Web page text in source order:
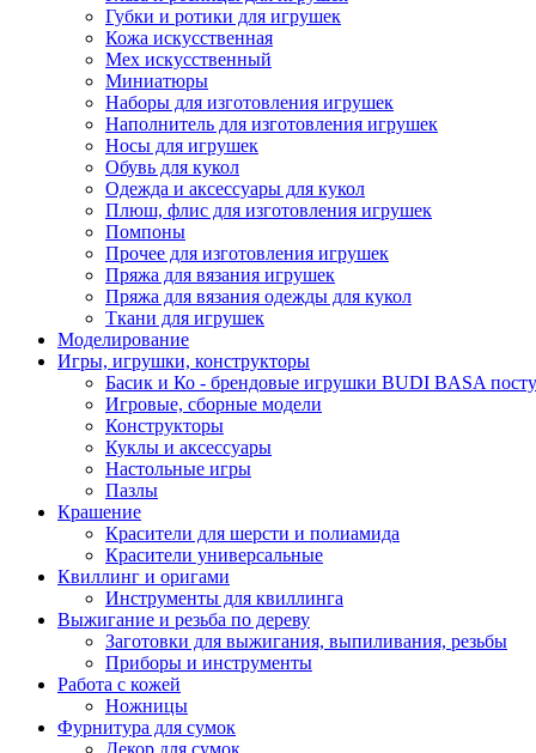
Губки и ротики для игрушек
Кожа искусственная
Мех искусственный
Миниатюры
Наборы для изготовления игрушек
Наполнитель для изготовления игрушек
Носы для игрушек
Обувь для кукол
Одежда и аксессуары для кукол
Плюш, флис для изготовления игрушек
Помпоны
Прочее для изготовления игрушек
Пряжа для вязания игрушек
Пряжа для вязания одежды для кукол
Ткани для игрушек
Моделирование
Игры, игрушки, конструкторы
Басик и Ко - брендовые игрушки BUDI BASA
Игровые, сборные модели
Конструкторы
Куклы и аксессуары
Настольные игры
Пазлы
Крашение
Красители для шерсти и полиамида
Красители универсальные
Квиллинг и оригами
Инструменты для квиллинга
Выжигание и резьба по дереву
Заготовки для выжигания, выпиливания, резьбы
Приборы и инструменты
Работа с кожей
Ножницы
Фурнитура для сумок
Декор для сумок